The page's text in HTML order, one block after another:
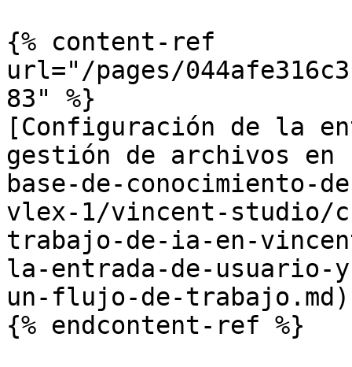
{% content-ref
url="/pages/
83" %}
[Configuración de la
gestión de archivos
base-de-
vlex-1/vincent-studio/
trabajo-de-ia-en-
la-entrada-de-usuario-
un-flujo-de-trabajo.md)
{% endcontent-ref %}